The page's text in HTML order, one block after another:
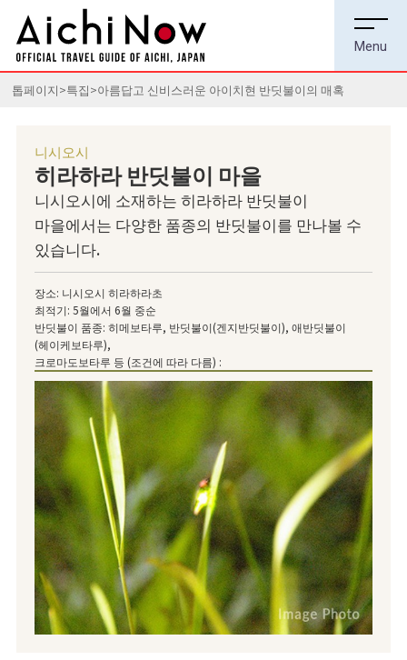
톱페이지 특집 아름답고 신비스러운 아이치현 반딧불이의 매혹
니시오시
히라하라 반딧불이 마을
니시오시에 소재하는 히라하라 반딧불이
마을에서는 다양한 품종의 반딧불이를 만나볼 수
있습니다.
장소: 니시오시 히라하라초
최적기: 5월에서 6월 중순
반딧불이 품종: 히메보타루, 반딧불이(겐지반딧불이), 애반딧불이
(헤이케보타루),
크로마도보타루 등 (조건에 따라 다름) :